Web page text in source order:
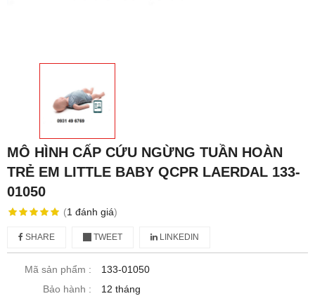
MÔ HÌNH CẤP CỨU NGỪNG TUẦN HOÀN
TRẺ EM LITTLE BABY QCPR LAERDAL 133-
01050
(1 đánh giá)
SHARE TWEET LINKEDIN
Mã sản phẩm :
133-01050
Bảo hành :
12 tháng